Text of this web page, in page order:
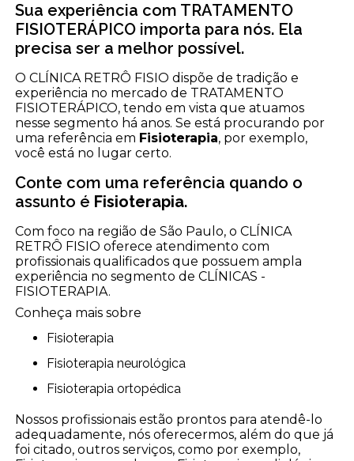
Sua experiência com TRATAMENTO
FISIOTERÁPICO importa para nós. Ela
precisa ser a melhor possível.
O CLÍNICA RETRÔ FISIO dispõe de tradição e
experiência no mercado de TRATAMENTO
FISIOTERÁPICO, tendo em vista que atuamos
nesse segmento há anos. Se está procurando por
uma referência em Fisioterapia, por exemplo,
você está no lugar certo.
Conte com uma referência quando o
assunto é Fisioterapia.
Com foco na região de São Paulo, o CLÍNICA
RETRÔ FISIO oferece atendimento com
profissionais qualificados que possuem ampla
experiência no segmento de CLÍNICAS -
FISIOTERAPIA.
Conheça mais sobre
Fisioterapia
Fisioterapia neurológica
Fisioterapia ortopédica
Nossos profissionais estão prontos para atendê-lo
adequadamente, nós oferecermos, além do que já
foi citado, outros serviços, como por exemplo,